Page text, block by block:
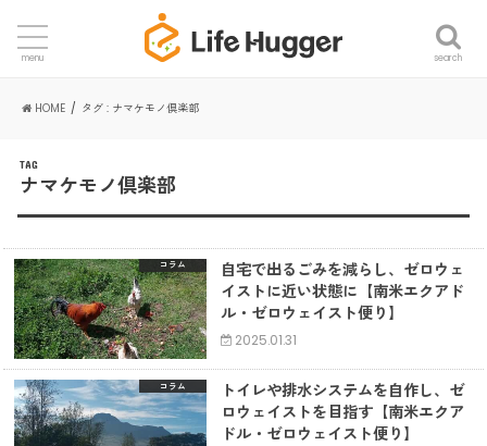
search
menu
HOME タグ : ナマケモノ倶楽部
TAG
ナマケモノ倶楽部
コラム
自宅で出るごみを減らし、ゼロウェ
イストに近い状態に【南米エクアド
ル・ゼロウェイスト便り】
2025.01.31
コラム
トイレや排水システムを自作し、ゼ
ロウェイストを目指す【南米エクア
ドル・ゼロウェイスト便り】